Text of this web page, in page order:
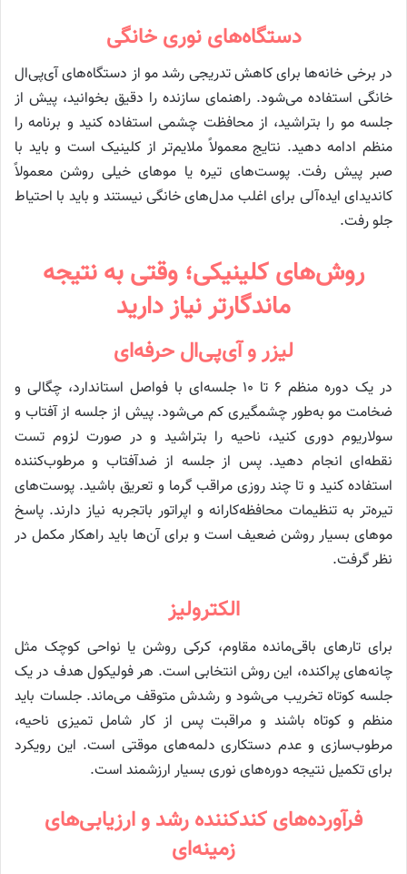
دستگاه‌های نوری خانگی
در برخی خانه‌ها برای کاهش تدریجی رشد مو از دستگاه‌های آی‌پی‌ال
خانگی استفاده می‌شود. راهنمای سازنده را دقیق بخوانید، پیش از
جلسه مو را بتراشید، از محافظت چشمی استفاده کنید و برنامه را
منظم ادامه دهید. نتایج معمولاً ملایم‌تر از کلینیک است و باید با
صبر پیش رفت. پوست‌های تیره یا موهای خیلی روشن معمولاً
کاندیدای ایده‌آلی برای اغلب مدل‌های خانگی نیستند و باید با احتیاط
جلو رفت.
روش‌های کلینیکی؛ وقتی به نتیجه
ماندگارتر نیاز دارید
لیزر و آی‌پی‌ال حرفه‌ای
در یک دوره منظم ۶ تا ۱۰ جلسه‌ای با فواصل استاندارد، چگالی و
ضخامت مو به‌طور چشمگیری کم می‌شود. پیش از جلسه از آفتاب و
سولاریوم دوری کنید، ناحیه را بتراشید و در صورت لزوم تست
نقطه‌ای انجام دهید. پس از جلسه از ضدآفتاب و مرطوب‌کننده
استفاده کنید و تا چند روزی مراقب گرما و تعریق باشید. پوست‌های
تیره‌تر به تنظیمات محافظه‌کارانه و اپراتور باتجربه نیاز دارند. پاسخ
موهای بسیار روشن ضعیف است و برای آن‌ها باید راهکار مکمل در
نظر گرفت.
الکترولیز
برای تارهای باقی‌مانده مقاوم، کرکی روشن یا نواحی کوچک مثل
چانه‌های پراکنده، این روش انتخابی است. هر فولیکول هدف در یک
جلسه کوتاه تخریب می‌شود و رشدش متوقف می‌ماند. جلسات باید
منظم و کوتاه باشند و مراقبت پس از کار شامل تمیزی ناحیه،
مرطوب‌سازی و عدم دستکاری دلمه‌های موقتی است. این رویکرد
برای تکمیل نتیجه دوره‌های نوری بسیار ارزشمند است.
فرآورده‌های کندکننده رشد و ارزیابی‌های
زمینه‌ای